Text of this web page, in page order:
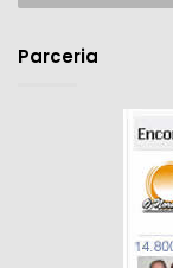
de
Parceria